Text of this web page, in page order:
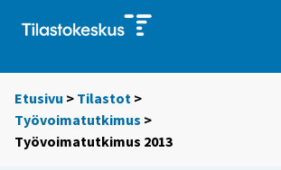
Etusivu > Tilastot >
Työvoimatutkimus >
Työvoimatutkimus 2013